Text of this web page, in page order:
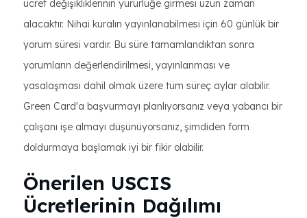
ücret değişikliklerinin yürürlüğe girmesi uzun zaman
alacaktır. Nihai kuralın yayınlanabilmesi için 60 günlük bir
yorum süresi vardır. Bu süre tamamlandıktan sonra
yorumların değerlendirilmesi, yayınlanması ve
yasalaşması dahil olmak üzere tüm süreç aylar alabilir.
Green Card'a başvurmayı planlıyorsanız veya yabancı bir
çalışanı işe almayı düşünüyorsanız, şimdiden form
doldurmaya başlamak iyi bir fikir olabilir.
Önerilen USCIS
Ücretlerinin Dağılımı